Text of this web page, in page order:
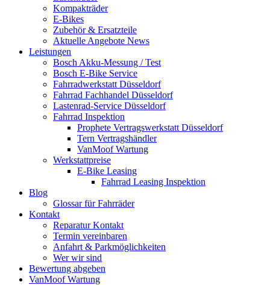
Kompakträder
E-Bikes
Zubehör & Ersatzteile
Aktuelle Angebote News
Leistungen
Bosch Akku-Messung / Test
Bosch E-Bike Service
Fahrradwerkstatt Düsseldorf
Fahrrad Fachhandel Düsseldorf
Lastenrad-Service Düsseldorf
Fahrrad Inspektion
Prophete Vertragswerkstatt Düsseldorf
Tern Vertragshändler
VanMoof Wartung
Werkstattpreise
E-Bike Leasing
Fahrrad Leasing Inspektion
Blog
Glossar für Fahrräder
Kontakt
Reparatur Kontakt
Termin vereinbaren
Anfahrt & Parkmöglichkeiten
Wer wir sind
Bewertung abgeben
VanMoof Wartung